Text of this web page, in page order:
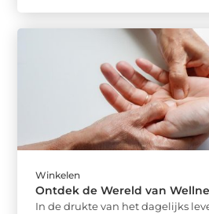
Winkelen
Ontdek de Wereld van
In de drukte van het dagelijks